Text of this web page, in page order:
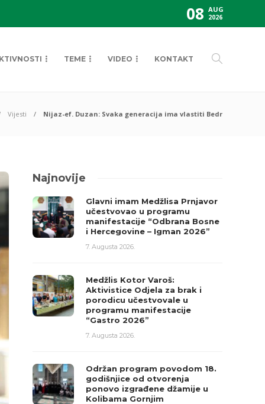
08 AUG
2026
TEME VIDEO KONTAKT
Vijesti Nijaz-ef. Duzan: Svaka generacija ima vlastiti Bedr
Najnovije
Glavni imam Medžlisa Prnjavor
učestvovao u programu
manifestacije “Odbrana Bosne
i Hercegovine – Igman 2026”
7. Augusta 2026.
Medžlis Kotor Varoš:
Aktivistice Odjela za brak i
porodicu učestvovale u
programu manifestacije
“Gastro 2026”
7. Augusta 2026.
Održan program povodom 18.
godišnjice od otvorenja
ponovo izgrađene džamije u
Kolibama Gornjim